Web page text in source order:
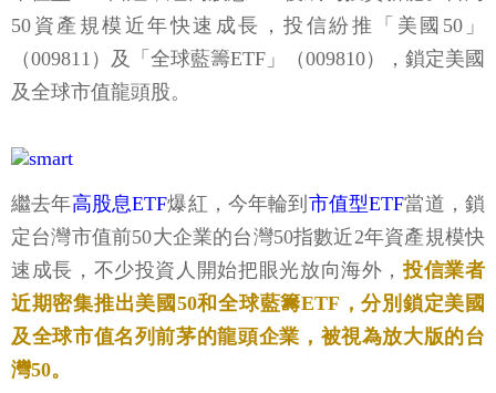
50資產規模近年快速成長，投信紛推「美國50」
（009811）及「全球藍籌ETF」（009810），鎖定美國
及全球市值龍頭股。
繼去年高股息ETF爆紅，今年輪到 市值型ETF當道，鎖
定台灣市值前50大企業的台灣50指數近2年資產規模快
速成長，不少投資人開始把眼光放向海外，投信業者
近期密集推出美國50和全球藍籌ETF，分別鎖定美國
及全球市值名列前茅的龍頭企業，被視為放大版的台
灣50。